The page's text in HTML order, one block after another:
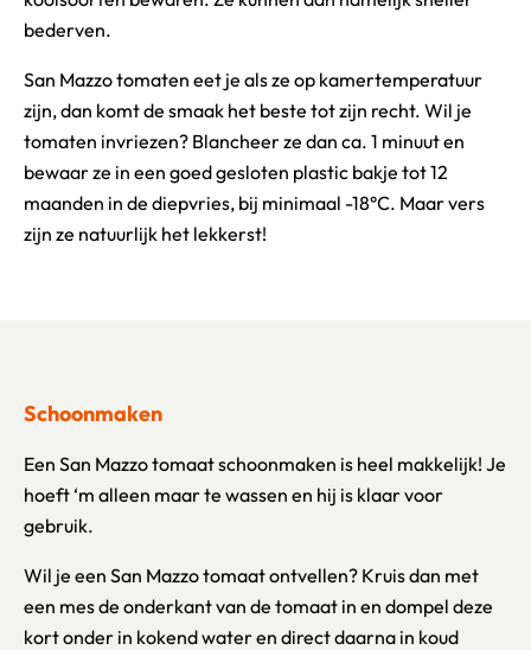
bederven.
San Mazzo tomaten eet je als ze op kamertemperatuur
zijn, dan komt de smaak het beste tot zijn recht. Wil je
tomaten invriezen? Blancheer ze dan ca. 1 minuut en
bewaar ze in een goed gesloten plastic bakje tot 12
maanden in de diepvries, bij minimaal -18°C. Maar vers
zijn ze natuurlijk het lekkerst!
Schoonmaken
Een San Mazzo tomaat schoonmaken is heel makkelijk! Je
hoeft ‘m alleen maar te wassen en hij is klaar voor
gebruik.
Wil je een San Mazzo tomaat ontvellen? Kruis dan met
een mes de onderkant van de tomaat in en dompel deze
kort onder in kokend water en direct daarna in koud